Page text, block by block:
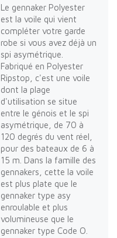
Le gennaker Polyester
est la voile qui vient
compléter votre garde
robe si vous avez déjà un
spi asymétrique.
Fabriqué en Polyester
Ripstop, c'est une voile
dont la plage
d'utilisation se situe
entre le génois et le spi
asymétrique, de 70 à
120 degrés du vent réel,
pour des bateaux de 6 à
15 m. Dans la famille des
gennakers, cette la voile
est plus plate que le
gennaker type asy
enroulable et plus
volumineuse que le
gennaker type Code O.